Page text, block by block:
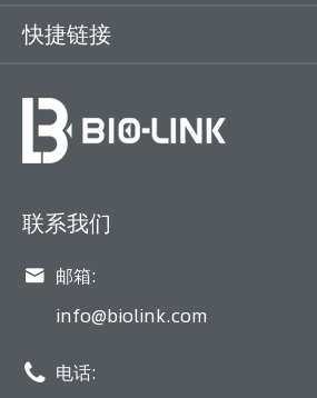
快捷链接
联系我们
 邮箱:
info@biolink.com
 电话: